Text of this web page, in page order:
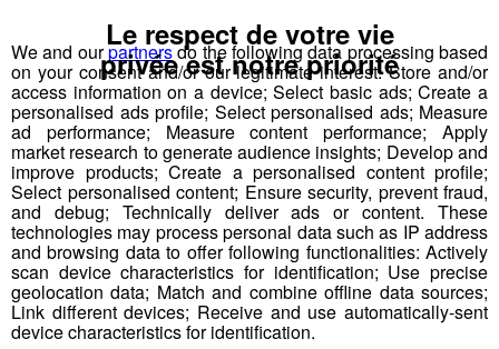
polyvalente d'hôtellerie
Maître-nageur sauveteur - Maître
nageuse sauveteuse
Professeur de physiques
Responsable accueil restauration H-F
Serveur - Serveuse de restaurant
Serveur - serveuse
We and ourpartnersdo the following data processing based
on your consent and/or our legitimate interest: Store and/or
access information on a device; Select basic ads; Create a
personalised ads profile; Select personalised ads; Measure
ad performance; Measure content performance; Apply
market research to generate audience insights; Develop and
improve products; Create a personalised content profile;
Select personalised content; Ensure security, prevent fraud,
and debug; Technically deliver ads or content. These
technologies may process personal data such as IP address
and browsing data to offer following functionalities: Actively
scan device characteristics for identification; Use precise
geolocation data; Match and combine offline data sources;
Link different devices; Receive and use automatically-sent
device characteristics for identification.
Le respect de votre vie
privée est notre priorité